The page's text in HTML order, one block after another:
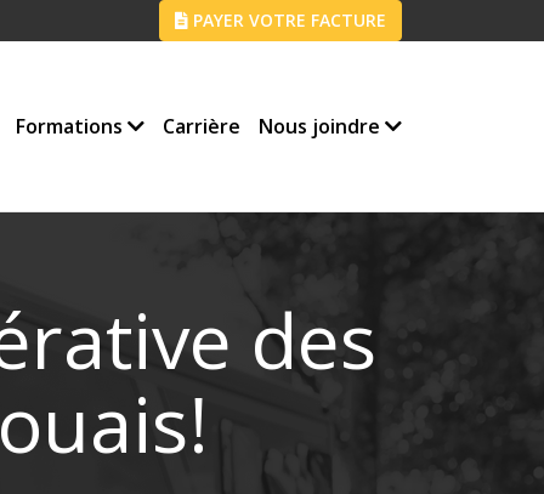
PAYER VOTRE FACTURE
Formations Carrière Nous joindre
des